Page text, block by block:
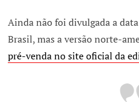
Ainda não foi divulgada a
Brasil, mas a versão norte-
pré-venda no site oficial da